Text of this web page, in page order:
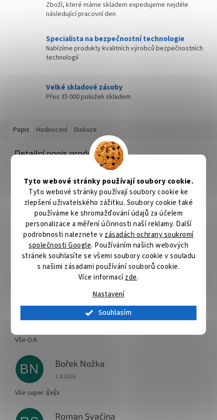
Tyto webové stránky používají soubory cookie.
Tyto webové stránky používají soubory cookie ke
zlepšení uživatelského zážitku. Soubory cookie také
používáme ke shromažďování údajů za účelem
personalizace a měření účinnosti naší reklamy. Další
podrobnosti naleznete v zásadách ochrany soukromí
společnosti Google. Používáním našich webových
stránek souhlasíte se všemi soubory cookie v souladu
s našimi zásadami používání souborů cookie.
Více informacízde.
Nastavení
Souhlasím
Zboží, které máme skladem expedujeme nejdéle
následující pracovní den
Specialista na bezpečnostní technologie
Nabízíme produkty kvalitních výrobců bezpečnostních
technologií
Velké skladové zásoby
Přes 35 000 položek skladem
Popis Hodnocení Diskuze
Detailní popis produktu
ZÁKLADNÍ SPECIFIKACE
Pro tiskárny:Xerox Phaser 6500, WorkCentre 6505
Barva:černá
Výdrž:3000 stran
RH Radomír Hurník
Hodnocení obchodu je 5 z 5 hvězdiček.
Vše O.K.
BN Bořek Nožka
Hodnocení obchodu je 5 z 5 hvězdiček.
1.8.2026
Vše super 👍👍
Roman Svačina